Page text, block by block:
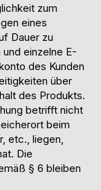
zum
eines
Dauer zu
einzelne E-
des Kunden
über
des Produkts.
betrifft nicht
beim
, etc., liegen,
Die
§ 6 bleiben